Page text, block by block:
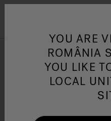
Sensational
J-
YOU ARE
ROMÂNIA
YOU LIKE
LOCAL